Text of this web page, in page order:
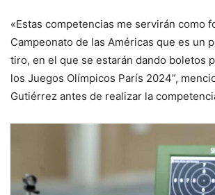
«Estas competencias me servirán como
Campeonato de las Américas que es un
tiro, en el que se estarán dando boletos
los Juegos Olímpicos París 2024”,
Gutiérrez antes de realizar la